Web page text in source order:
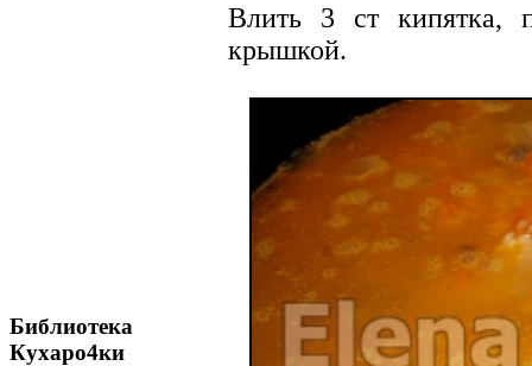
Библиотека
Кухаро4ки
Влить 3 ст кипятка,
крышкой.